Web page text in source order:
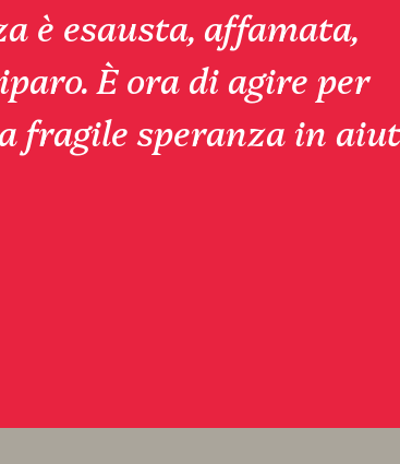
è esausta, affamata,
È ora di agire per
fragile speranza in